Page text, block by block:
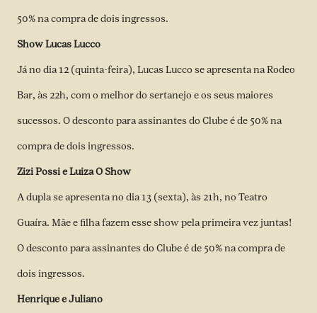
50% na compra de dois ingressos.
Show Lucas Lucco
Já no dia 12 (quinta-feira), Lucas Lucco se apresenta na Rodeo
Bar, às 22h, com o melhor do sertanejo e os seus maiores
sucessos. O desconto para assinantes do Clube é de 50% na
compra de dois ingressos.
Zizi Possi e Luiza O Show
A dupla se apresenta no dia 13 (sexta), às 21h, no Teatro
Guaíra. Mãe e filha fazem esse show pela primeira vez juntas!
O desconto para assinantes do Clube é de 50% na compra de
dois ingressos.
Henrique e Juliano